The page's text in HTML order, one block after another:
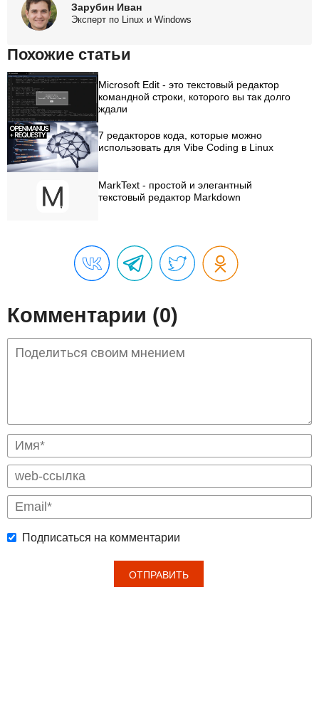
Зарубин Иван
Эксперт по Linux и Windows
Похожие статьи
Microsoft Edit - это текстовый редактор
командной строки, которого вы так долго
ждали
7 редакторов кода, которые можно
использовать для Vibe Coding в Linux
MarkText - простой и элегантный
текстовый редактор Markdown
Комментарии (0)
Подписаться на комментарии